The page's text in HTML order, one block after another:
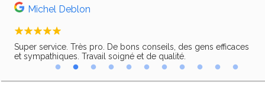
Michel Deblon
Super service. Très pro. De bons conseils, des gens efficaces
et sympathiques. Travail soigné et de qualité.